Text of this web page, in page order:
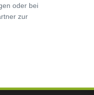
oder bei
zur